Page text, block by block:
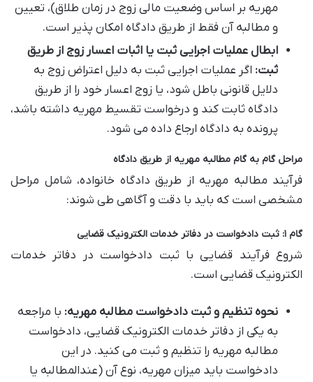
مهریه بر اساس وضعیت مالی زوج در زمان طلاق)، تعیین
و مطالبه آن فقط از طریق دادگاه امکان پذیر است.
ابطال عملیات اجرایی ثبت یا اثبات اعسار زوج از طریق
ثبت: اگر عملیات اجرایی ثبت به دلیل اعتراض زوج به
دلایل قانونی باطل شود، یا زوج اعسار خود را از طریق
دادگاه ثابت کند و درخواست تقسیط مهریه داشته باشد،
پرونده به دادگاه ارجاع داده می شود.
مراحل گام به گام مطالبه مهریه از طریق دادگاه
فرآیند مطالبه مهریه از طریق دادگاه خانواده، شامل مراحل
مشخصی است که باید با دقت و آگاهی طی شوند:
گام ۱: ثبت دادخواست در دفاتر خدمات الکترونیک قضایی
شروع فرآیند قضایی با ثبت دادخواست در دفاتر خدمات
الکترونیک قضایی است.
نحوه تنظیم و ثبت دادخواست مطالبه مهریه: با مراجعه
به یکی از دفاتر خدمات الکترونیک قضایی، دادخواست
مطالبه مهریه را تنظیم و ثبت می کنید. در این
دادخواست باید میزان مهریه، نوع آن (عندالمطالبه یا